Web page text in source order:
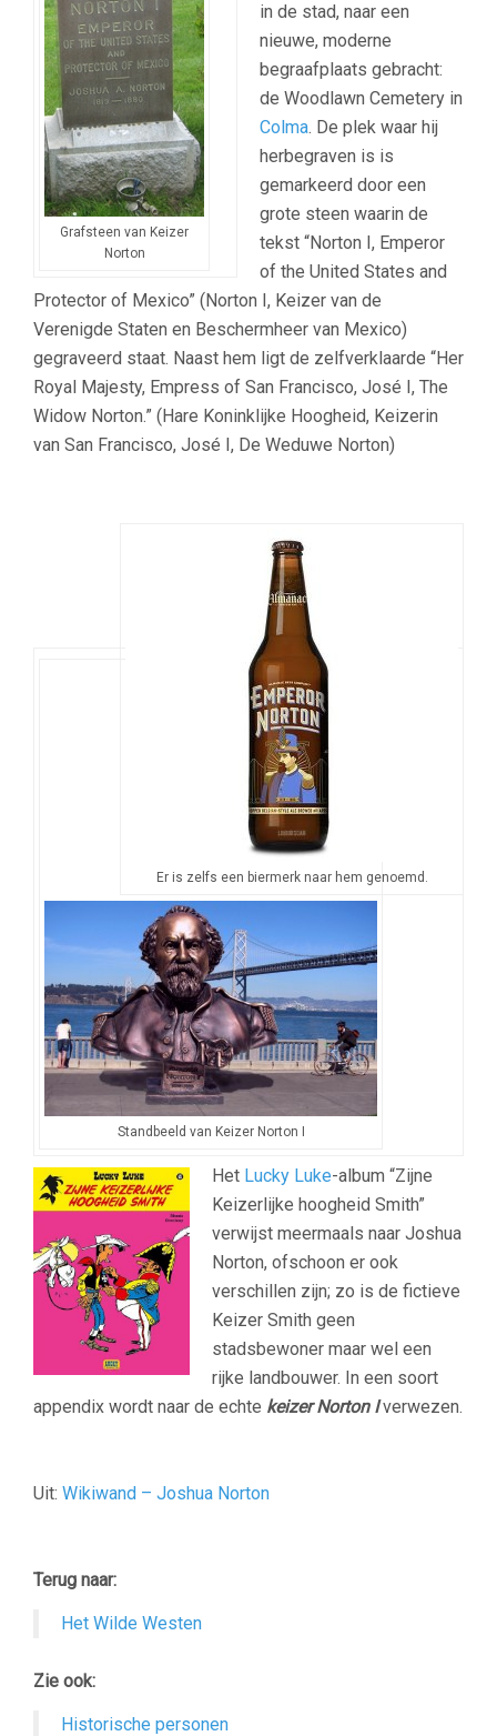
Grafsteen van Keizer
Norton
in de stad, naar een
nieuwe, moderne
begraafplaats gebracht:
de Woodlawn Cemetery in
Colma. De plek waar hij
herbegraven is is
gemarkeerd door een
grote steen waarin de
tekst “Norton I, Emperor
of the United States and
Protector of Mexico” (Norton I, Keizer van de
Verenigde Staten en Beschermheer van Mexico)
gegraveerd staat. Naast hem ligt de zelfverklaarde “Her
Royal Majesty, Empress of San Francisco, José I, The
Widow Norton.” (Hare Koninklijke Hoogheid, Keizerin
van San Francisco, José I, De Weduwe Norton)
Er is zelfs een biermerk naar hem genoemd.
Standbeeld van Keizer Norton I
Het Lucky Luke-album “Zijne
Keizerlijke hoogheid Smith”
verwijst meermaals naar Joshua
Norton, ofschoon er ook
verschillen zijn; zo is de fictieve
Keizer Smith geen
stadsbewoner maar wel een
rijke landbouwer. In een soort
appendix wordt naar de echte keizer Norton Iverwezen.
Uit: Wikiwand – Joshua Norton
Terug naar:
Het Wilde Westen
Zie ook:
Historische personen